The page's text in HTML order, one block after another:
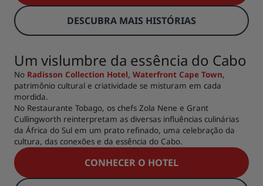
DESCUBRA MAIS HISTÓRIAS
Um vislumbre da essência do Cabo
No Radisson Collection Hotel, Waterfront Cape Town,
patrimônio cultural e criatividade se misturam em cada
mordida.
No Restaurante Tobago, os chefs Zola Nene e Grant
Cullingworth reinterpretam as diversas influências culinárias
da África do Sul em um prato refinado, uma celebração da
cultura, das conexões e da essência do Cabo.
CONHECER O HOTEL